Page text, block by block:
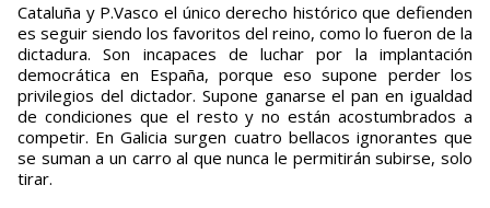
Cataluña y P.Vasco el único derecho histórico que defienden
es seguir siendo los favoritos del reino, como lo fueron de la
dictadura. Son incapaces de luchar por la implantación
democrática en España, porque eso supone perder los
privilegios del dictador. Supone ganarse el pan en igualdad
de condiciones que el resto y no están acostumbrados a
competir. En Galicia surgen cuatro bellacos ignorantes que
se suman a un carro al que nunca le permitirán subirse, solo
tirar.